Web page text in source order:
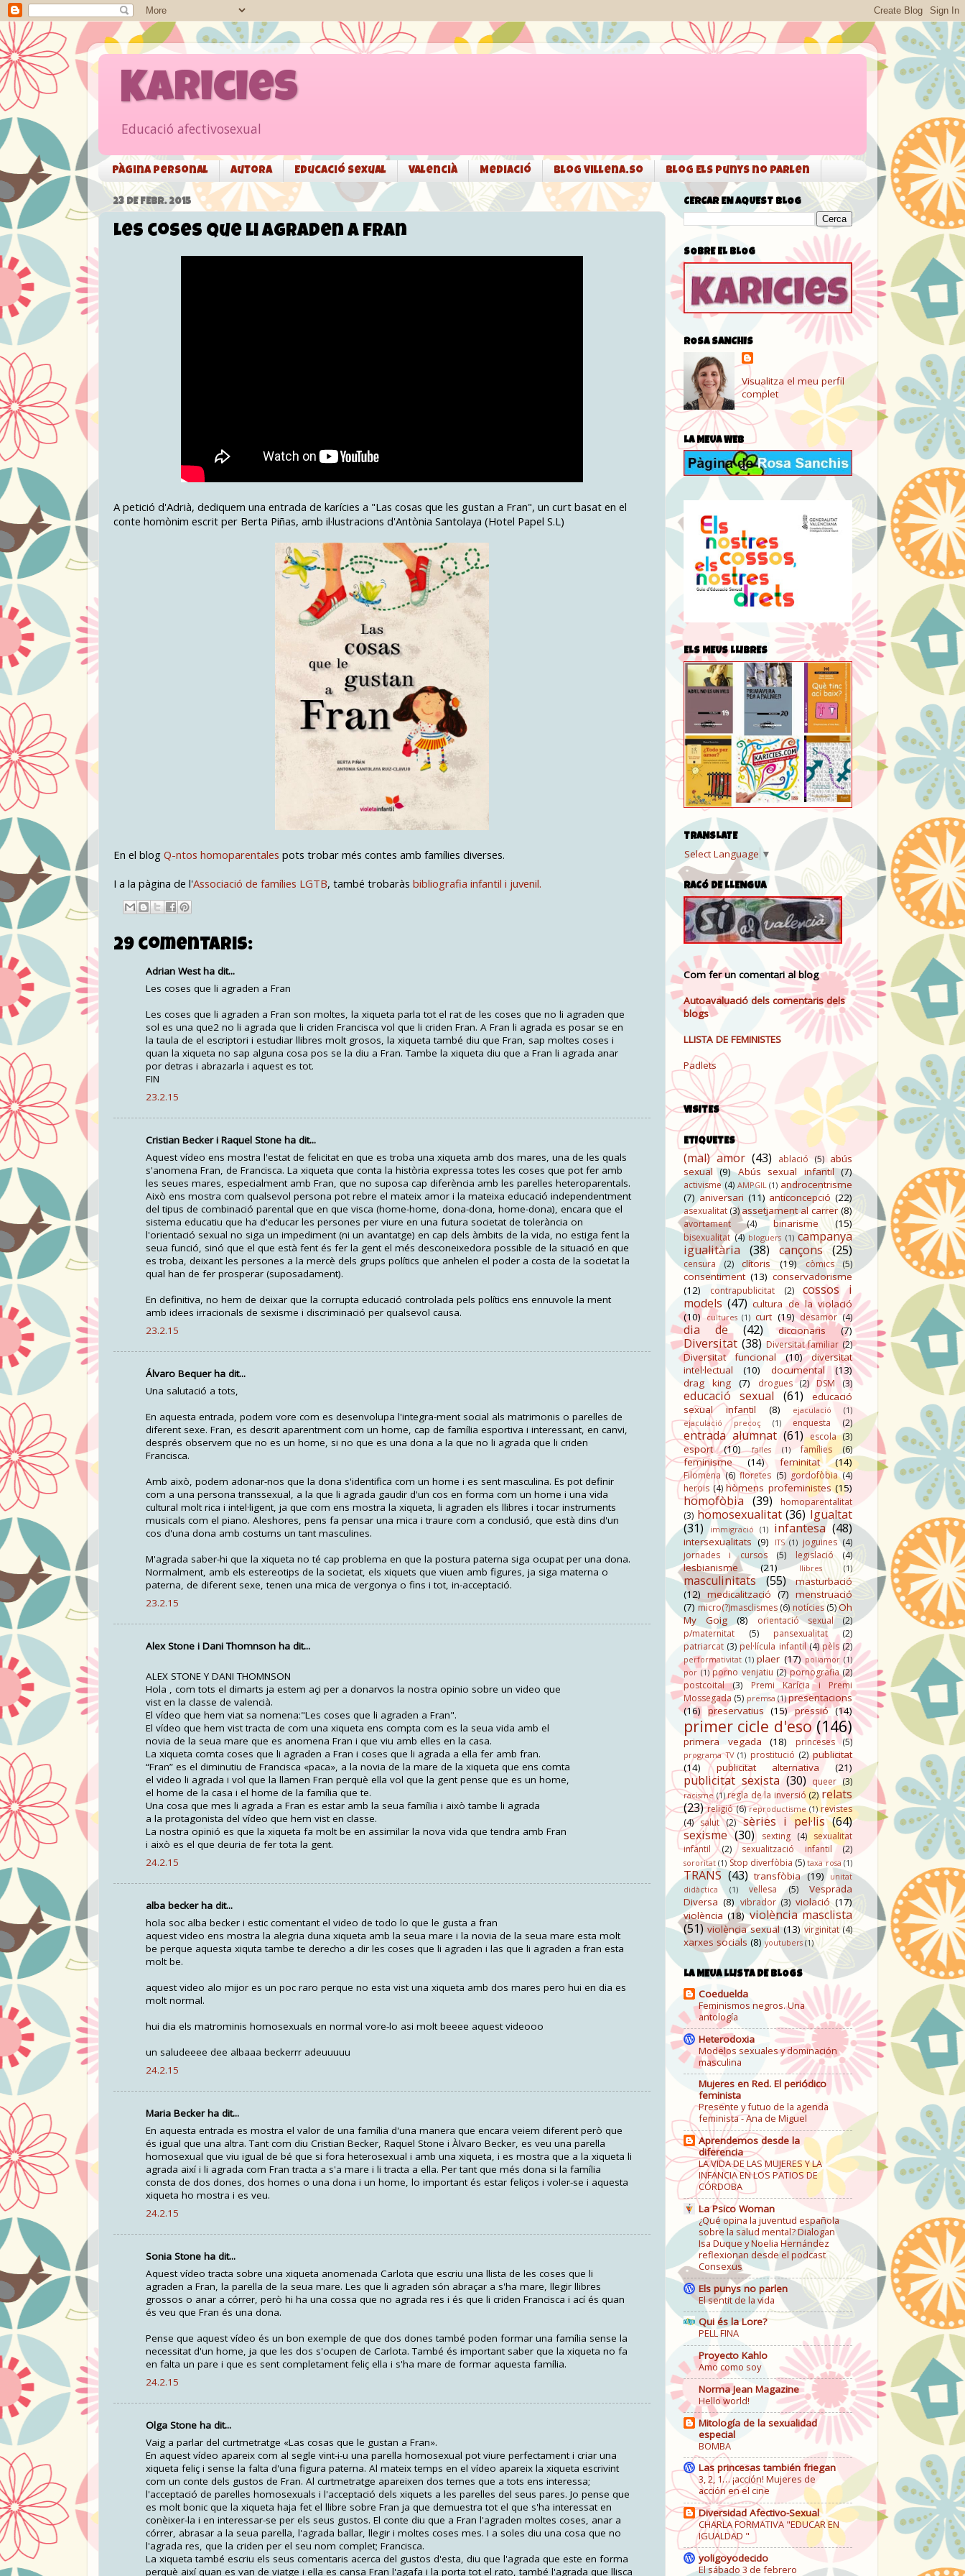
Karicies
Educació afectivosexual
Pàgina personal Autora Educació sexual Valencià Mediació Blog Villena.so Blog Els punys no parlen
23 DE FEBR. 2015
Les coses que li agraden a Fran
A petició d'Adrià, dediquem una entrada de karícies a "Las cosas que les gustan a Fran", un curt basat en el
conte homònim escrit per Berta Piñas, amb il·lustracions d'Antònia Santolaya (Hotel Papel S.L)
En el blog Q-ntos homoparentales pots trobar més contes amb famílies diverses.
I a la pàgina de l'Associació de famílies LGTB, també trobaràs bibliografia infantil i juvenil.
29 comentaris:
Adrian West ha dit...
Les coses que li agraden a Fran
Les coses que li agraden a Fran son moltes, la xiqueta parla tot el rat de les coses que no li agraden que
sol es una que2 no li agrada que li criden Francisca vol que li criden Fran. A Fran li agrada es posar se en
la taula de el escriptori i estudiar llibres molt grosos, la xiqueta també diu que Fran, sap moltes coses i
quan la xiqueta no sap alguna cosa pos se la diu a Fran. Tambe la xiqueta diu que a Fran li agrada anar
por detras i abrazarla i aquest es tot.
FIN
23.2.15
Cristian Becker i Raquel Stone ha dit...
Aquest vídeo ens mostra l'estat de felicitat en que es troba una xiqueta amb dos mares, una de les quals
s'anomena Fran, de Francisca. La xiqueta que conta la història expressa totes les coses que pot fer amb
les seues mares, especialment amb Fran, que no suposa cap diferència amb les parelles heteroparentals.
Això ens mostra com qualsevol persona pot rebre el mateix amor i la mateixa educació independentment
del tipus de combinació parental que en que visca (home-home, dona-dona, home-dona), encara que el
sistema educatiu que ha d'educar les persones per viure en una futura societat de tolerància on
l'orientació sexual no siga un impediment (ni un avantatge) en cap dels àmbits de la vida, no estiga fent la
seua funció, sinó que el que està fent és fer la gent el més desconeixedora possible de la situació en que
es troba, deixant les persones a la mercè dels grups polítics que anhelen el poder a costa de la societat la
qual han de fer prosperar (suposadament).
En definitiva, no hem de deixar que la corrupta educació controlada pels polítics ens ennuvole la ment
amb idees irracionals de sexisme i discriminació per qualsevol causa.
23.2.15
Álvaro Bequer ha dit...
Una salutació a tots,
En aquesta entrada, podem vore com es desenvolupa l'integra-ment social als matrimonis o parelles de
diferent sexe. Fran, es descrit aparentment com un home, cap de família esportiva i interessant, en canvi,
després observem que no es un home, si no que es una dona a la que no li agrada que li criden
Francisca.
Amb això, podem adonar-nos que la dona s'identifica com un home i es sent masculina. Es pot definir
com a una persona transsexual, a la que li agrada gaudir d'un cos en forma com un home i una vida
cultural molt rica i intel·ligent, ja que com ens mostra la xiqueta, li agraden els llibres i tocar instruments
musicals com el piano. Aleshores, pens fa pensar una mica i traure com a conclusió, que està dins d'un
cos d'una dona amb costums un tant masculines.
M'agrada saber-hi que la xiqueta no té cap problema en que la postura paterna siga ocupat per una dona.
Normalment, amb els estereotips de la societat, els xiquets que viuen amb figures, ja siga materna o
paterna, de diferent sexe, tenen una mica de vergonya o fins i tot, in-acceptació.
23.2.15
Alex Stone i Dani Thomnson ha dit...
ALEX STONE Y DANI THOMNSON
Hola , com tots el dimarts ja estem açi per a donarvos la nostra opinio sobre un video que
vist en la classe de valencià.
El vídeo que hem viat sa nomena:"Les coses que li agraden a Fran".
El vídeo que hem vist tracta de com una xiqueta ens compta com es la seua vida amb el
novia de la seua mare que es anomena Fran i que viu amb elles en la casa.
La xiqueta comta coses que li agraden a Fran i coses que li agrada a ella fer amb fran.
“Fran” es el diminutiu de Francisca «paca», a la novia de la mare de la xiqueta que ens comta
el video li agrada i vol que la llamen Fran perquè ella vol que la gent pense que es un home,
el home de la casa i el home de la família que te.
Una cosa que mes li agrada a Fran es estar amb la seua família i això tambe li agrada
a la protagonista del vídeo que hem vist en classe.
La nostra opinió es que la xiqueta fa molt be en assimilar la nova vida que tendra amb Fran
i això es el que deuria de fer tota la gent.
24.2.15
alba becker ha dit...
hola soc alba becker i estic comentant el video de todo lo que le gusta a fran
aquest video ens mostra la alegria duna xiqueta amb la seua mare i la novia de la seua mare esta molt
be perque aquesta xiquta tambe te derecho a dir les coses que li agraden i las que li agraden a fran esta
molt be.
aquest video alo mijor es un poc raro perque no esta vist una xiqueta amb dos mares pero hui en dia es
molt normal.
hui dia els matrominis homosexuals en normal vore-lo asi molt beeee aquest videooo
un saludeeee dee albaaa beckerrr adeuuuuu
24.2.15
Maria Becker ha dit...
En aquesta entrada es mostra el valor de una família d'una manera que encara veiem diferent però que
és igual que una altra. Tant com diu Cristian Becker, Raquel Stone i Àlvaro Becker, es veu una parella
homosexual que viu igual de bé que si fora heterosexual i amb una xiqueta, i es mostra que a la xiqueta li
agrada així i li agrada com Fran tracta a s'a mare i li tracta a ella. Per tant que més dona si la família
consta de dos dones, dos homes o una dona i un home, lo important és estar feliços i voler-se i aquesta
xiqueta ho mostra i es veu.
24.2.15
Sonia Stone ha dit...
Aquest vídeo tracta sobre una xiqueta anomenada Carlota que escriu una llista de les coses que li
agraden a Fran, la parella de la seua mare. Les que li agraden són abraçar a s'ha mare, llegir llibres
grossos o anar a córrer, però hi ha una cossa que no agrada res i és que li criden Francisca i ací és quan
és veu que Fran és una dona.
Pense que aquest vídeo és un bon exemple de que dos dones també poden formar una família sense la
necessitat d'un home, ja que les dos s'ocupen de Carlota. També és important saber que la xiqueta no fa
en falta un pare i que es sent completament feliç ella i s'ha mare de formar aquesta família.
24.2.15
Olga Stone ha dit...
Vaig a parlar del curtmetratge «Las cosas que le gustan a Fran».
En aquest vídeo apareix com al segle vint-i-u una parella homosexual pot viure perfectament i criar una
xiqueta feliç i sense la falta d'una figura paterna. Al mateix temps en el vídeo apareix la xiqueta escrivint
com un conte dels gustos de Fran. Al curtmetratge apareixen dos temes que a tots ens interessa;
l'acceptació de parelles homosexuals i l'acceptació dels xiquets a les parelles del seus pares. Jo pense que
es molt bonic que la xiqueta haja fet el llibre sobre Fran ja que demuestra tot el que s'ha interessat en
conèixer-la i en interessar-se per els seus gustos. El conte diu que a Fran l'agraden moltes coses, anar a
córrer, abrasar a la seua parella, l'agrada ballar, llegir i moltes coses mes. I a soles diu una cosa que no
l'agrada res, que la criden per el seu nom complet; Francisca.
La xiqueta també escriu els seus comentaris acerca del gustos d'esta, diu que l'agrada que este en forma
perquè així quan es van de viatge i ella es cansa Fran l'agafa i la porta tot el rato, també l'agrada que llisca
CERCAR EN AQUEST BLOG
SOBRE EL BLOG
ROSA SANCHIS
Visualitza el meu perfil
complet
LA MEUA WEB
ELS MEUS LLIBRES
TRANSLATE
Select Language ▼
RACÓ DE LLENGUA
Com fer un comentari al blog
Autoavaluació dels comentaris dels
blogs
LLISTA DE FEMINISTES
Padlets
VISITES
ETIQUETES
(mal) amor (43) ablació (5) abús
sexual (9) Abús sexual infantil (7)
activisme (4) AMPGIL (1) androcentrisme
(7) aniversari (11) anticoncepció (22)
asexualitat (3)assetjament al carrer (8)
avortament (4) binarisme (15)
bisexualitat (4) bloguers (1) campanya
igualitària
(38) cançons (25)
censura (2) clítoris (19) còmics (5)
consentiment (13) conservadorisme
(12)
contrapublicitat (2)
cossos i
models (47) cultura de la violació
(10) cultures (1) curt (19) desamor (4)
dia de (42) diccionaris (7)
Diversitat (38) Diversitat familiar (2)
Diversitat funcional (10)
diversitat
intel·lectual
(10) documental
(13)
drag king
(7) drogues (2) DSM (3)
educació sexual (61)
educació
sexual infantil
(8) ejaculació
(1)
ejaculació precoç
(1) enquesta (2)
entrada alumnat (61) escola (3)
esport (10) falles (1) famílies (6)
feminisme (14) feminitat (14)
Filomena (6) floretes (5) gordofòbia (4)
herois (4) hòmens profeministes (15)
homofòbia (39)
homoparentalitat
(3) homosexualitat (36) Igualtat
(31)
immigració (1) infantesa (48)
intersexualitats (9) ITS (1) joguines (4)
jornades i cursos
(5) legislació (4)
lesbianisme (21) llibres (1)
masculinitats (55)
masturbació
(12) medicalització (7) menstruació
(7) micro(?)masclismes (6) notícies(5)Oh
My Goig
(8) orientació sexual
(2)
p/maternitat
(5) pansexualitat
(2)
patriarcat (3) pel·lícula infantil (4) pèls (2)
performativitat (1) plaer (17) poliamor (1)
por (1) porno venjatiu (2) pornografia (2)
postcoital
(3)
Premi Karícia i Premi
Mossegada (5) premsa (1) presentacions
(16) preservatius (15) pressió (14)
primer cicle d'eso (146)
primera vegada (18) princeses (5)
programa TV (1) prostitució (2) publicitat
(14)
publicitat alternativa (21)
publicitat sexista (30) queer (3)
racisme (1) regla de la inversió (2) relats
(23) religió (6) reproductisme (1) revistes
(4) salut (2) sèries i pel·lis (64)
sexisme (30) sexting (4) sexualitat
infantil
(2) sexualització infantil (2)
sororitat (1) Stop diverfòbia (5) taxa rosa (1)
TRANS (43) transfòbia (19)
unitat
didàctica
(1) vellesa (5)
Vesprada
Diversa (8) vibrador (3) violació (17)
violència (18) violència masclista
(51) violència sexual (13) virginitat (4)
xarxes socials (8) youtubers (1)
LA MEUA LLISTA DE BLOGS
Coeduelda
Feminismos negros. Una
antología
Heterodoxia
Modelos sexuales y dominación
masculina
Mujeres en Red. El periódico
feminista
Presente y futuo de la agenda
feminista - Ana de Miguel
Aprendemos desde la
diferencia
LA VIDA DE LAS MUJERES Y LA
INFANCIA EN LOS PATIOS DE
CÓRDOBA
La Psico Woman
¿Qué opina la juventud española
sobre la salud mental? Dialogan
Isa Duque y Noelia Hernández
reflexionan desde el podcast
Consexus
Els punys no parlen
El sentit de la vida
Qui és la Lore?
PELL FINA
Proyecto Kahlo
Amo como soy
Norma Jean Magazine
Hello world!
Mitología de la sexualidad
especial
BOMBA
Las princesas también friegan
3, 2, 1… ¡acción! Mujeres de
acción en el cine
Diversidad Afectivo-Sexual
CHARLA FORMATIVA "EDUCAR EN
IGUALDAD "
yoligoyodecido
El sábado 3 de febrero